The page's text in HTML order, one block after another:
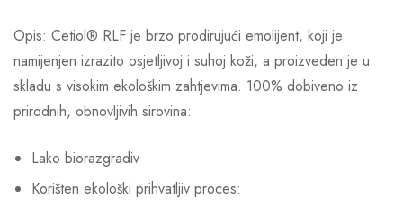
Opis: Cetiol® RLF je brzo prodirujući emolijent, koji je
namijenjen izrazito osjetljivoj i suhoj koži, a proizveden je u
skladu s visokim ekološkim zahtjevima. 100% dobiveno iz
prirodnih, obnovljivih sirovina:
Lako biorazgradiv
Korišten ekološki prihvatljiv proces: